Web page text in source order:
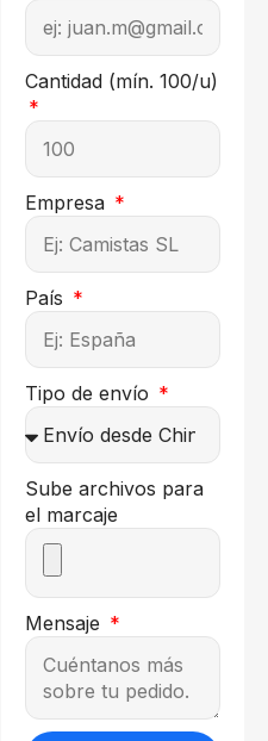
Cantidad (mín. 100/u)
Empresa
País
Tipo de envío
Sube archivos para
el marcaje
Mensaje